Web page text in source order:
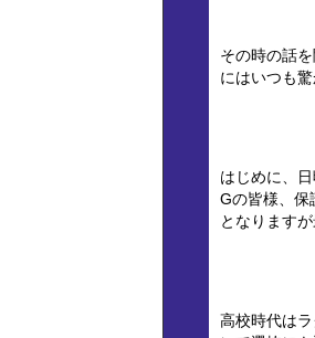
その時の話
にはいつも
はじめに、
Gの皆様、保
となります
高校時代は